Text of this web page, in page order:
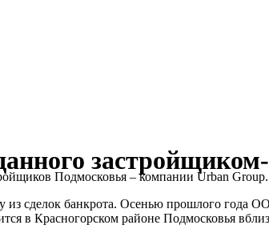
Подмосковья – компании Urban
сделок банкрота. Осенью прошлого года
в Красногорском районе Подмосковья